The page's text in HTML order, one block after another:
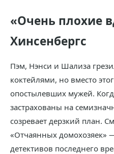
«Очень плохие
Хинсенбергс
Пэм, Нэнси и Шализа
коктейлями, но вместо
опостылевших мужей.
застрахованы на
созревает дерзкий план.
«Отчаянных домохозяек»
детективов последнего